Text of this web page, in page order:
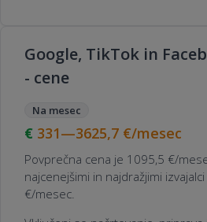
Google, TikTok in
- cene
Na mesec
331—3625,7 €/mesec
Povprečna cena je 1095,5 €/
najcenejšimi in najdražjimi
€/mesec.